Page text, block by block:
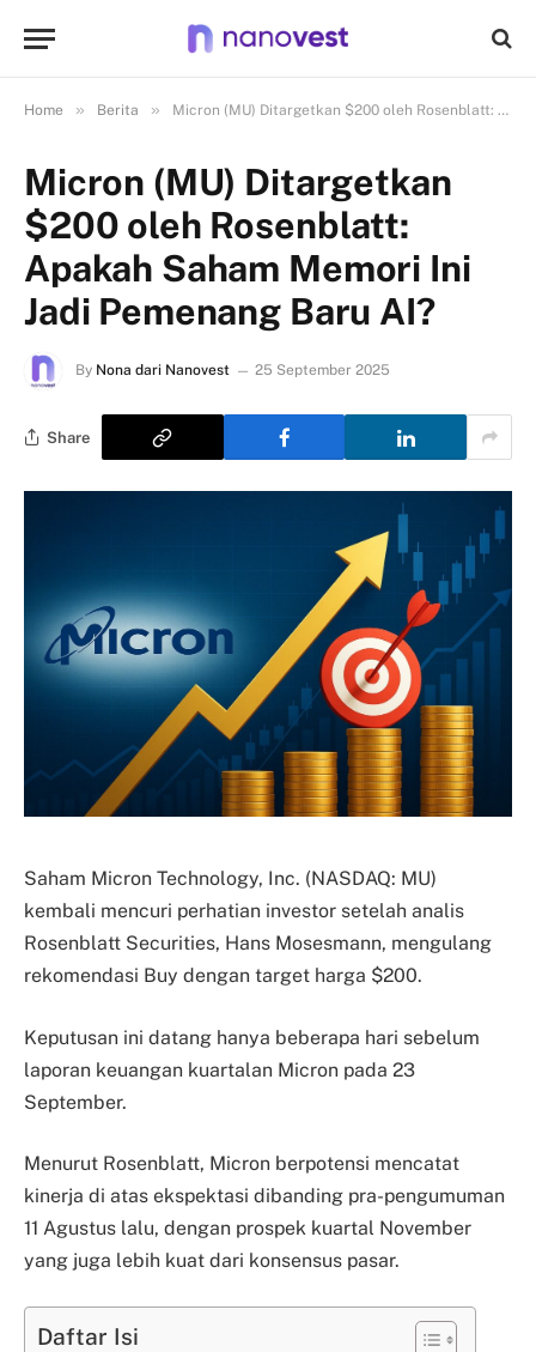
Home » Berita » Micron (MU) Ditargetkan $200 oleh Rosenblatt: Apakah Saham Memori Ini Jadi Pemenang Baru AI?
Micron (MU) Ditargetkan
$200 oleh Rosenblatt:
Apakah Saham Memori Ini
Jadi Pemenang Baru AI?
By Nona dari Nanovest 25 September 2025
Share
Saham Micron Technology, Inc. (NASDAQ: MU)
kembali mencuri perhatian investor setelah analis
Rosenblatt Securities, Hans Mosesmann, mengulang
rekomendasi Buy dengan target harga $200.
Keputusan ini datang hanya beberapa hari sebelum
laporan keuangan kuartalan Micron pada 23
September.
Menurut Rosenblatt, Micron berpotensi mencatat
kinerja di atas ekspektasi dibanding pra-pengumuman
11 Agustus lalu, dengan prospek kuartal November
yang juga lebih kuat dari konsensus pasar.
Daftar Isi